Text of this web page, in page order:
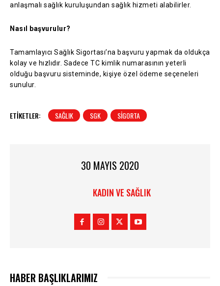
anlaşmalı sağlık kuruluşundan sağlık hizmeti alabilirler.
Nasıl başvurulur?
Tamamlayıcı Sağlık Sigortası’na başvuru yapmak da oldukça
kolay ve hızlıdır. Sadece TC kimlik numarasının yeterli
olduğu başvuru sisteminde, kişiye özel ödeme seçeneleri
sunulur.
ETIKETLER: SAĞLIK SGK SIGORTA
30 MAYIS 2020
KADIN VE SAĞLIK
HABER BAŞLIKLARIMIZ